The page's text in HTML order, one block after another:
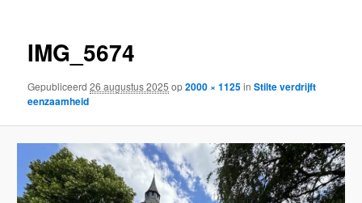
IMG_5674
Gepubliceerd26 augustus 2025 op2000 × 1125inStilte verdrijft
eenzaamheid